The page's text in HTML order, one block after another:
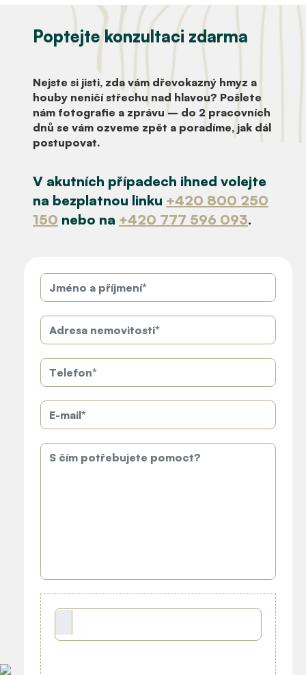
Poptejte konzultaci zdarma
Nejste si jisti, zda vám dřevokazný hmyz a
houby neničí střechu nad hlavou? Pošlete
nám fotografie a zprávu – do 2 pracovních
dnů se vám ozveme zpět a poradíme, jak dál
postupovat.
V akutních případech ihned volejte
na bezplatnou linku +420 800 250
150 nebo na +420 777 596 093.